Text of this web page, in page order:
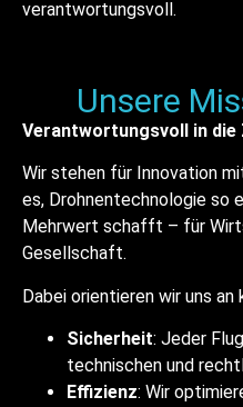
verantwortungsvoll.
Unsere
Verantwortungsvoll in
Wir stehen für Innovation
es, Drohnentechnologie so
Mehrwert schafft – für
Gesellschaft.
Dabei orientieren wir uns an
Sicherheit: Jeder
technischen und
Effizienz: Wir